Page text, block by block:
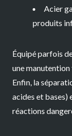
Acier
produits
Équipé parfois
unemanutention
Enfin, la
acides et
réactions